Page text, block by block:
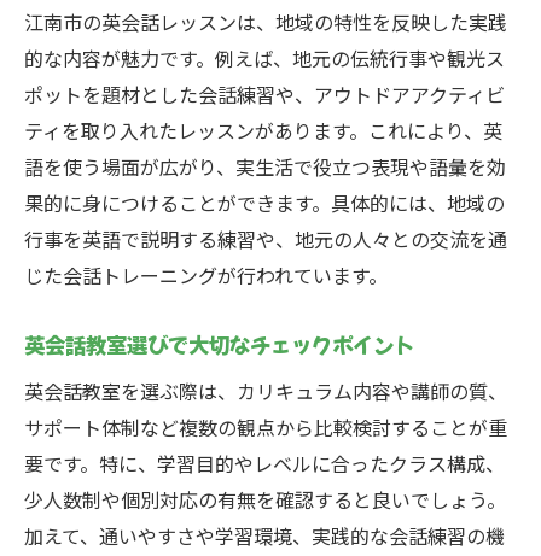
江南市の英会話レッスンは、地域の特性を反映した実践
的な内容が魅力です。例えば、地元の伝統行事や観光ス
ポットを題材とした会話練習や、アウトドアアクティビ
ティを取り入れたレッスンがあります。これにより、英
語を使う場面が広がり、実生活で役立つ表現や語彙を効
果的に身につけることができます。具体的には、地域の
行事を英語で説明する練習や、地元の人々との交流を通
じた会話トレーニングが行われています。
英会話教室選びで大切なチェックポイント
英会話教室を選ぶ際は、カリキュラム内容や講師の質、
サポート体制など複数の観点から比較検討することが重
要です。特に、学習目的やレベルに合ったクラス構成、
少人数制や個別対応の有無を確認すると良いでしょう。
加えて、通いやすさや学習環境、実践的な会話練習の機